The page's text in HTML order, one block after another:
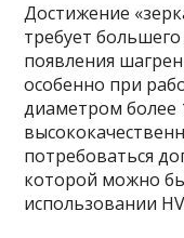
Достижение
требует
появления
особенно при
диаметром более
потребоваться
которой можно
использовании